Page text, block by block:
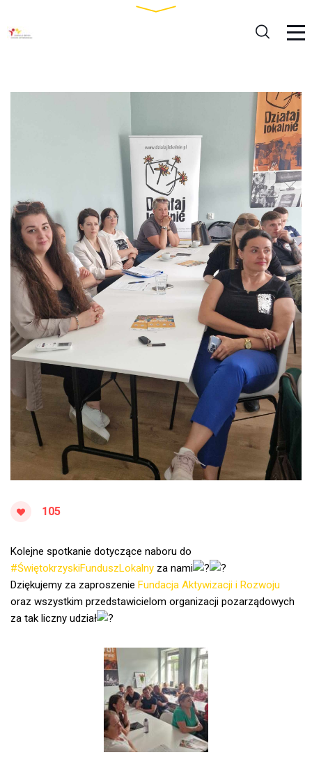
105
Kolejne spotkanie dotyczące naboru do
#ŚwiętokrzyskiFunduszLokalny za nami
Dziękujemy za zaproszenie Fundacja Aktywizacji i Rozwoju
oraz wszystkim przedstawicielom organizacji pozarządowych
za tak liczny udział